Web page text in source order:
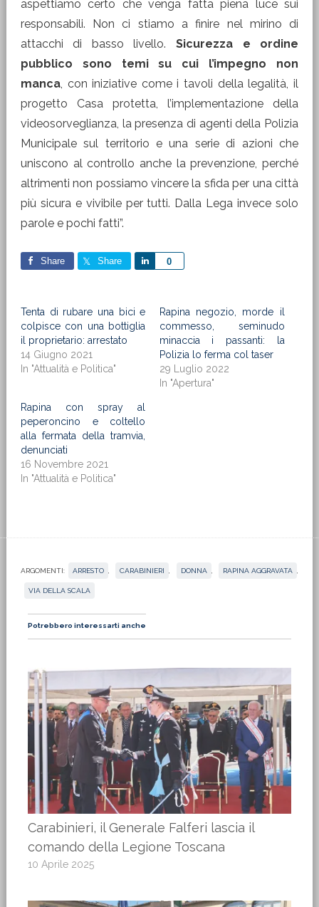
aspettiamo certo che venga fatta piena luce sui
responsabili. Non ci stiamo a finire nel mirino di
attacchi di basso livello.Sicurezza e ordine
pubblico sono temi su cui l’impegno non
manca, con iniziative come i tavoli della legalità, il
progetto Casa protetta, l’implementazione della
videosorveglianza, la presenza di agenti della Polizia
Municipale sul territorio e una serie di azioni che
uniscono al controllo anche la prevenzione, perché
altrimenti non possiamo vincere la sfida per una città
più sicura e vivibile per tutti. Dalla Lega invece solo
parole e pochi fatti”.
Share Share 0
Share
Tenta di rubare una bici e
colpisce con una bottiglia
il proprietario: arrestato
14 Giugno 2021
In "Attualità e Politica"
Rapina negozio, morde il
commesso, seminudo
minaccia i passanti: la
Polizia lo ferma col taser
29 Luglio 2022
In "Apertura"
Rapina con spray al
peperoncino e coltello
alla fermata della tramvia,
denunciati
16 Novembre 2021
In "Attualità e Politica"
ARGOMENTI: ARRESTO CARABINIERI DONNA RAPINA AGGRAVATA
VIA DELLA SCALA
Potrebbero interessarti anche
Carabinieri, il Generale Falferi lascia il
comando della Legione Toscana
10 Aprile 2025